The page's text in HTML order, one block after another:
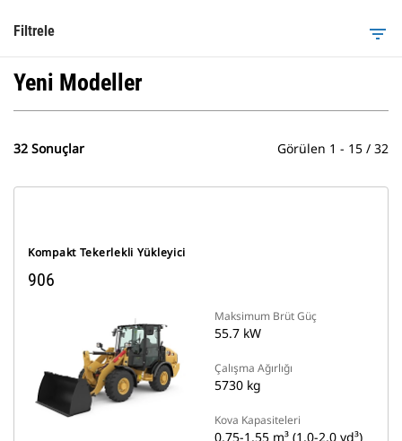
Filtrele filter_list
Yeni Modeller
32 Sonuçlar Görülen 1 - 15 / 32
Kompakt Tekerlekli Yükleyici
906
Maksimum Brüt Güç
55.7 kW
Çalışma Ağırlığı
5730 kg
Kova Kapasiteleri
0,75-1,55 m³ (1,0-2,0 yd³)